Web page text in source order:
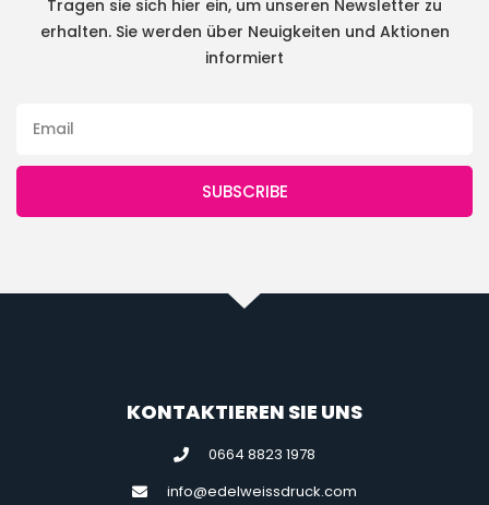
Tragen sie sich hier ein, um unseren Newsletter zu
erhalten. Sie werden über Neuigkeiten und Aktionen
informiert
SUBSCRIBE
KONTAKTIEREN SIE UNS
0664 8823 1978
info@edelweissdruck.com